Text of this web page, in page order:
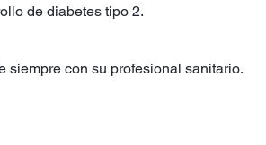
de diabetes tipo 2.
siempre con su profesional sanitario.